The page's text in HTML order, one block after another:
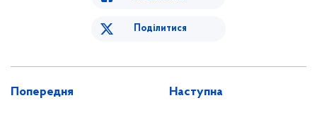
Поділитися
Попередня Наступна